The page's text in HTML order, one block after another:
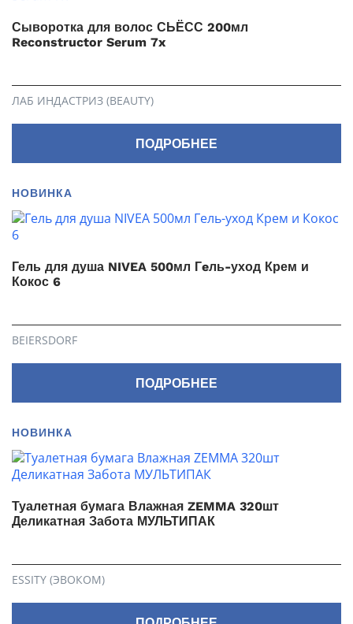
Сыворотка для волос СЬЁСС 200мл
Reconstructor Serum 7x
ЛАБ ИНДАСТРИЗ (BEAUTY)
ПОДРОБНЕЕ
НОВИНКА
Гель для душа NIVEA 500мл Гeль-уход Крем и
Кокос 6
BEIERSDORF
ПОДРОБНЕЕ
НОВИНКА
Туалетная бумага Влажная ZEMMA 320шт
Деликатная Забота МУЛЬТИПАК
ESSITY (ЭВОКОМ)